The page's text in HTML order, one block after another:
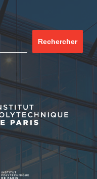
Rechercher